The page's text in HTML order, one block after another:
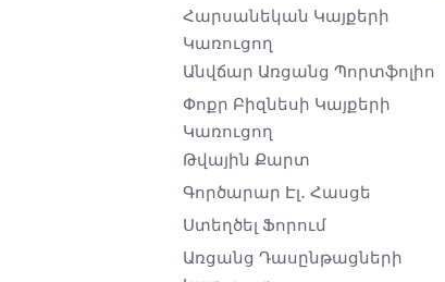
Հարսանեկան Կայքերի
Կառուցող
Անվճար Առցանց Պորտֆոլիո
Փոքր Բիզնեսի Կայքերի
Կառուցող
Թվային Քարտ
Գործարար Էլ․ Հասցե
Ստեղծել Ֆորում
Առցանց Դասընթացների